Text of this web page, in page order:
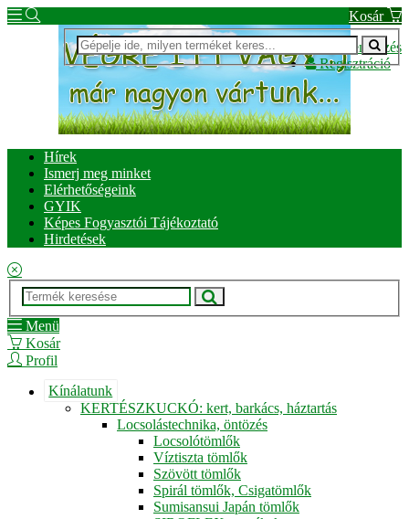
Kosár
Bejelentkezés
Regisztráció
Hírek
Ismerj meg minket
Elérhetőségeink
GYIK
Képes Fogyasztói Tájékoztató
Hirdetések
Menü
Kosár
Profil
Kínálatunk
KERTÉSZKUCKÓ: kert, barkács, háztartás
Locsolástechnika, öntözés
Locsolótömlők
Víztiszta tömlők
Szövött tömlők
Spirál tömlők, Csigatömlők
Sumisansui Japán tömlők